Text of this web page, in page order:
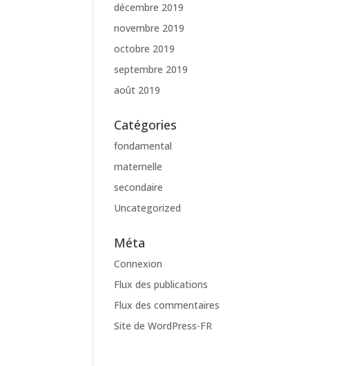
décembre 2019
novembre 2019
octobre 2019
septembre 2019
août 2019
Catégories
fondamental
maternelle
secondaire
Uncategorized
Méta
Connexion
Flux des publications
Flux des commentaires
Site de WordPress-FR